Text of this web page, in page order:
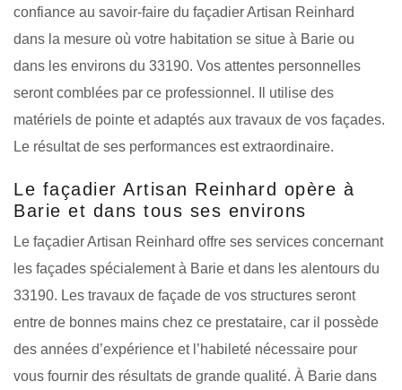
confiance au savoir-faire du façadier Artisan Reinhard
dans la mesure où votre habitation se situe à Barie ou
dans les environs du 33190. Vos attentes personnelles
seront comblées par ce professionnel. Il utilise des
matériels de pointe et adaptés aux travaux de vos façades.
Le résultat de ses performances est extraordinaire.
Le façadier Artisan Reinhard opère à
Barie et dans tous ses environs
Le façadier Artisan Reinhard offre ses services concernant
les façades spécialement à Barie et dans les alentours du
33190. Les travaux de façade de vos structures seront
entre de bonnes mains chez ce prestataire, car il possède
des années d’expérience et l’habileté nécessaire pour
vous fournir des résultats de grande qualité. À Barie dans